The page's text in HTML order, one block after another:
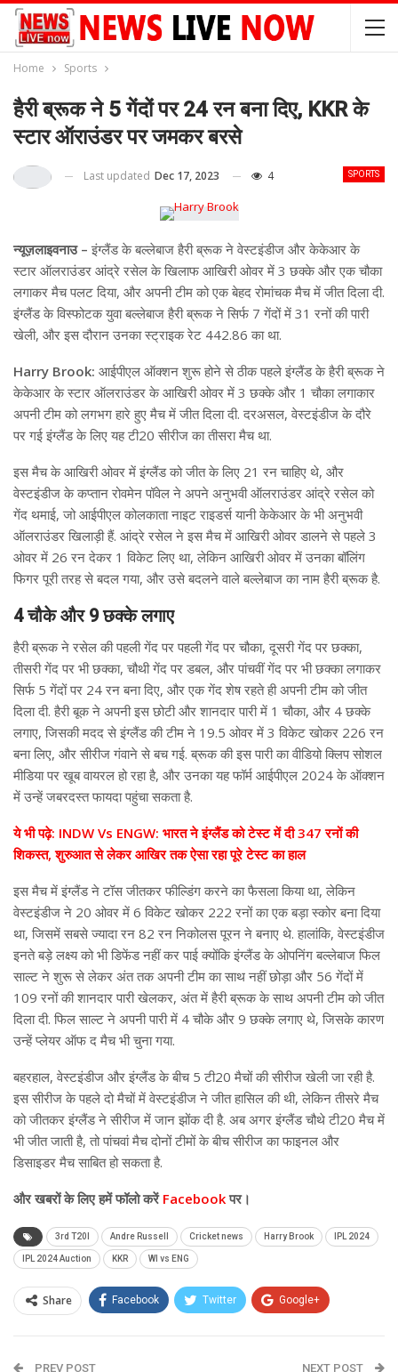
Home Sports
हैरी ब्रूक ने 5 गेंदों पर 24 रन बना दिए, KKR के
स्टार ऑराउंडर पर जमकर बरसे
SPORTS
Last updated Dec 17, 2023 4
न्यूज़लाइवनाउ –इंग्लैंड के बल्लेबाज हैरी ब्रूक ने वेस्टइंडीज और केकेआर के
स्टार ऑलराउंडर आंद्रे रसेल के खिलाफ आखिरी ओवर में 3 छक्के और एक चौका
लगाकर मैच पलट दिया, और अपनी टीम को एक बेहद रोमांचक मैच में जीत दिला दी.
इंग्लैंड के विस्फोटक युवा बल्लेबाज हैरी ब्रूक ने सिर्फ 7 गेंदों में 31 रनों की पारी
खेली, और इस दौरान उनका स्ट्राइक रेट 442.86 का था.
Harry Brook: आईपीएल ऑक्शन शुरू होने से ठीक पहले इंग्लैंड के हैरी ब्रूक ने
केकेआर के स्टार ऑलराउंडर के आखिरी ओवर में 3 छक्के और 1 चौका लगाकार
अपनी टीम को लगभग हारे हुए मैच में जीत दिला दी. दरअसल, वेस्टइंडीज के दौरे
पर गई इंग्लैंड के लिए यह टी20 सीरीज का तीसरा मैच था.
इस मैच के आखिरी ओवर में इंग्लैंड को जीत के लिए 21 रन चाहिए थे, और
वेस्टइंडीज के कप्तान रोवमेन पॉवेल ने अपने अनुभवी ऑलराउंडर आंद्रे रसेल को
गेंद थमाई, जो आईपीएल कोलकाता नाइट राइडर्स यानी केकेआर के भी अनुभवी
ऑलराउंडर खिलाड़ी हैं. आंद्रे रसेल ने इस मैच में आखिरी ओवर डालने से पहले 3
ओवर में 26 रन देकर 1 विकेट लिए था, लेकिन आखिरी ओवर में उनका बॉलिंग
फिगर पूरी तरह से बदल गया, और उसे बदलने वाले बल्लेबाज का नाम हैरी ब्रूक है.
4 चौके और 9 छक्के लगाए
हैरी ब्रूक ने रसेल की पहली गेंद पर पहली गेंद पर चौका, दूसरी गेंद पर छक्का,
तीसरी गेंद पर भी छक्का, चौथी गेंद पर डबल, और पांचवीं गेंद पर भी छक्का लगाकर
सिर्फ 5 गेंदों पर 24 रन बना दिए, और एक गेंद शेष रहते ही अपनी टीम को जीत
दिला दी. हैरी बूक ने अपनी इस छोटी और शानदार पारी में 1 चौका, और 4 छक्के
लगाए, जिसकी मदद से इंग्लैंड की टीम ने 19.5 ओवर में 3 विकेट खोकर 226 रन
बना लिए, और सीरीज गंवाने से बच गई. ब्रूक की इस पारी का वीडियो क्लिप सोशल
मीडिया पर खूब वायरल हो रहा है, और उनका यह फॉर्म आईपीएल 2024 के ऑक्शन
में उन्हें जबरदस्त फायदा पहुंचा सकता है.
ये भी पढ़े: INDW Vs ENGW: भारत ने इंग्लैंड को टेस्ट में दी 347 रनों की
शिकस्त, शुरुआत से लेकर आखिर तक ऐसा रहा पूरे टेस्ट का हाल
इस मैच में इंग्लैंड ने टॉस जीतकर फील्डिंग करने का फैसला किया था, लेकिन
वेस्टइंडीज ने 20 ओवर में 6 विकेट खोकर 222 रनों का एक बड़ा स्कोर बना दिया
था, जिसमें सबसे ज्यादा रन 82 रन निकोलस पूरन ने बनाए थे. हालांकि, वेस्टइंडीज
इनते बड़े लक्ष्य को भी डिफेंड नहीं कर पाई क्योंकि इंग्लैंड के ओपनिंग बल्लेबाज फिल
साल्ट ने शुरू से लेकर अंत तक अपनी टीम का साथ नहीं छोड़ा और 56 गेंदों में
109 रनों की शानदार पारी खेलकर, अंत में हैरी ब्रूक के साथ अपनी टीम को जीत
दिला दी. फिल साल्ट ने अपनी पारी में 4 चौके और 9 छक्के लगाए थे, जिसके कारण
उन्हें प्लेयर ऑफ द मैच भी चुना गया.
बहरहाल, वेस्टइंडीज और इंग्लैंड के बीच 5 टी20 मैचों की सीरीज खेली जा रही है.
इस सीरीज के पहले दो मैचों में वेस्टइंडीज ने जीत हासिल की थी, लेकिन तीसरे मैच
को जीतकर इंग्लैंड ने सीरीज में जान झोंक दी है. अब अगर इंग्लैंड चौथे टी20 मैच में
भी जीत जाती है, तो पांचवां मैच दोनों टीमों के बीच सीरीज का फाइनल और
डिसाइडर मैच साबित हो सकता है.
औरखबरों के लिए हमें फॉलो करेंFacebookपर।
3rd T20I Andre Russell Cricket news Harry Brook IPL 2024
IPL 2024 Auction KKR WI vs ENG
Share Facebook Twitter Google+
Email
PREV POST NEXT POST